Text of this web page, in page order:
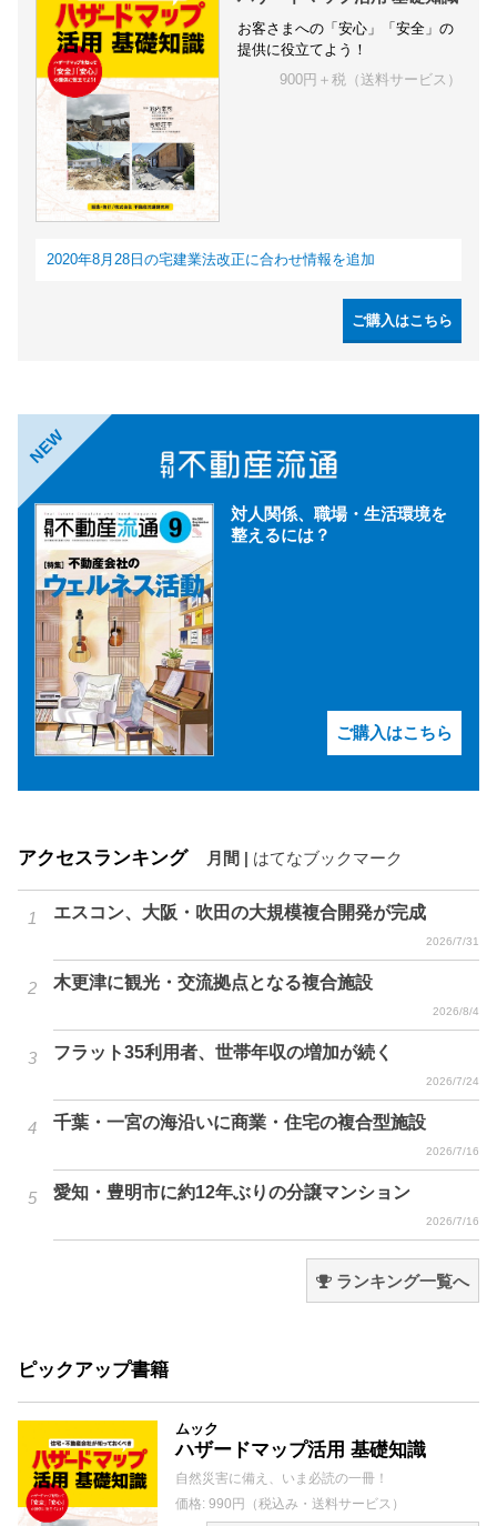
お客さまへの「安心」「安全」の
提供に役立てよう！
900円＋税（送料サービス）
2020年8月28日の宅建業法改正に合わせ情報を追加
ご購入はこちら
NEW
対人関係、職場・生活環境を
整えるには？
ご購入はこちら
アクセスランキング 月間 はてなブックマーク
エスコン、大阪・吹田の大規模複合開発が完成
2026/7/31
木更津に観光・交流拠点となる複合施設
2026/8/4
フラット35利用者、世帯年収の増加が続く
2026/7/24
千葉・一宮の海沿いに商業・住宅の複合型施設
2026/7/16
愛知・豊明市に約12年ぶりの分譲マンション
2026/7/16
ランキング一覧へ
ピックアップ書籍
ムック
ハザードマップ活用 基礎知識
自然災害に備え、いま必読の一冊！
価格: 990円（税込み・送料サービス）